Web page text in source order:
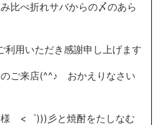
比べ折れサバからの〆のあら
利用いただき感謝申し上げます
ご来店(^^♪ おかえりなさい
様 <゜)))彡と焼酎をたしなむ